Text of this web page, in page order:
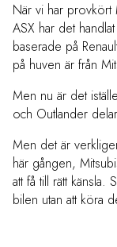
När vi har provkört
ASX har det
baserade på
på huven är från
Men nu är det
och Outlander
Men det är
här gången,
att få till rätt känsla.
bilen utan att köra